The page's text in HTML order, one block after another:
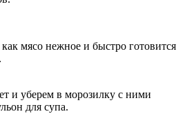
мясо нежное и быстро готовится
и уберем в морозилку с ними
для супа.